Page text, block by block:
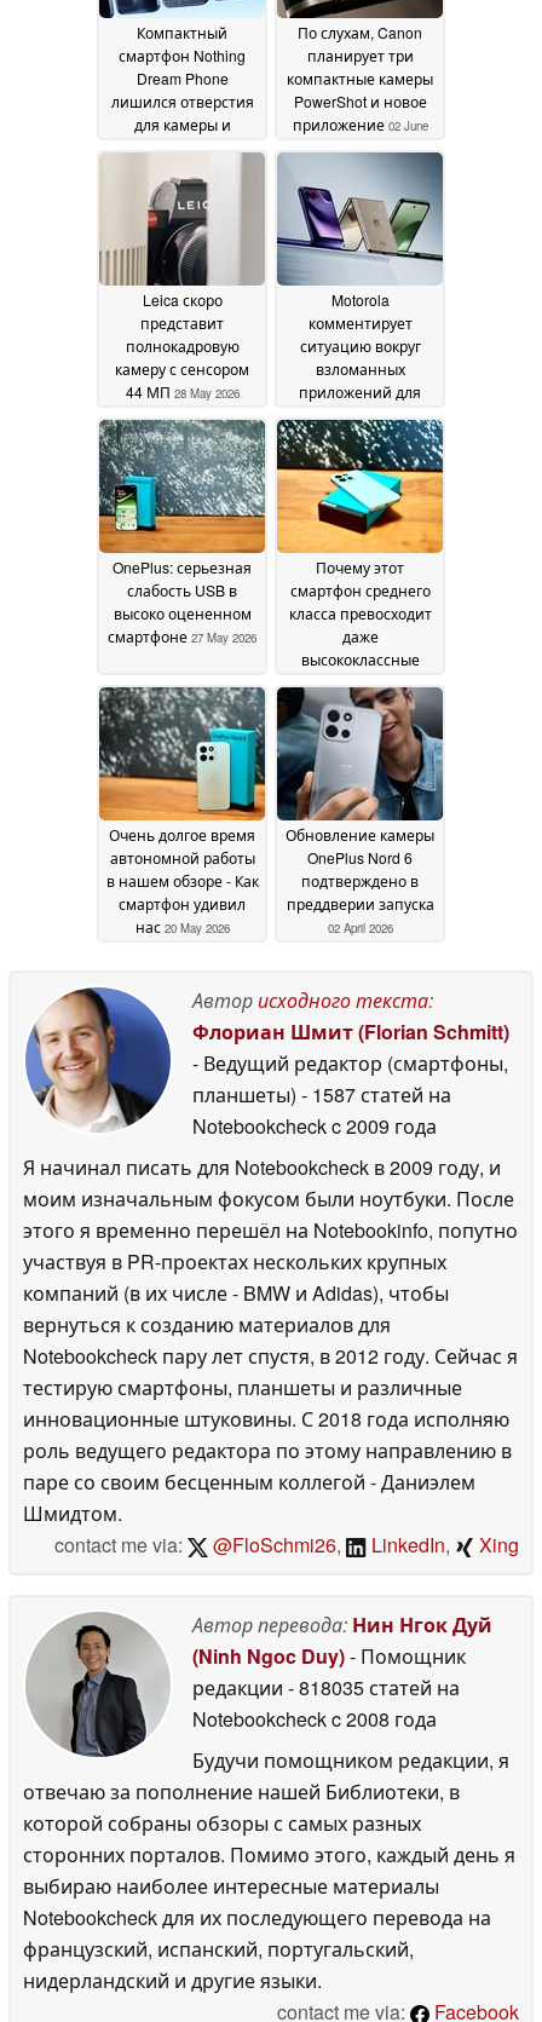
Компактный
смартфон Nothing
Dream Phone
лишился отверстия
для камеры и
По слухам, Canon
планирует три
компактные камеры
PowerShot и новое
приложение 02 June
2026
Leica скоро
представит
полнокадровую
камеру с сенсором
44 МП 28 May 2026
Motorola
комментирует
ситуацию вокруг
взломанных
приложений для
28 May 2026
OnePlus: серьезная
слабость USB в
высоко оцененном
смартфоне 27 May 2026
Почему этот
смартфон среднего
класса превосходит
даже
высококлассные
22 May 2026
Очень долгое время
автономной работы
в нашем обзоре - Как
смартфон удивил
нас 20 May 2026
Обновление камеры
OnePlus Nord 6
подтверждено в
преддверии запуска
02 April 2026
Авторисходного текста:
Флориан Шмит (Florian Schmitt)
- Ведущий редактор (смартфоны,
планшеты) - 1587 статей на
Notebookcheckc 2009 года
Я начинал писать для Notebookcheck в 2009 году, и
моим изначальным фокусом были ноутбуки. После
этого я временно перешёл на Notebookinfo, попутно
участвуя в PR-проектах нескольких крупных
компаний (в их числе - BMW и Adidas), чтобы
вернуться к созданию материалов для
Notebookcheck пару лет спустя, в 2012 году. Сейчас я
тестирую смартфоны, планшеты и различные
инновационные штуковины. С 2018 года исполняю
роль ведущего редактора по этому направлению в
паре со своим бесценным коллегой - Даниэлем
Шмидтом.
contact me via:
@FloSchmi26, LinkedIn, Xing
Автор перевода: Нин Нгок Дуй
(Ninh Ngoc Duy)- Помощник
редакции - 818035 статей на
Notebookcheckc 2008 года
Будучи помощником редакции, я
отвечаю за пополнение нашей Библиотеки, в
которой собраны обзоры с самых разных
сторонних порталов. Помимо этого, каждый день я
выбираю наиболее интересные материалы
Notebookcheck для их последующего перевода на
французский, испанский, португальский,
нидерландский и другие языки.
contact me via:
Facebook